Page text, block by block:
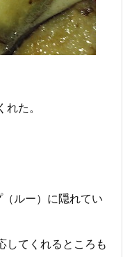
た。
ルー）に隠れてい
してくれるところも